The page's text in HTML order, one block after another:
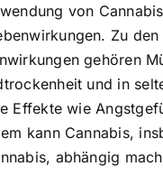
von
Zu den
gehören
und in
Effekte wie
kann Cannabis,
abhängig